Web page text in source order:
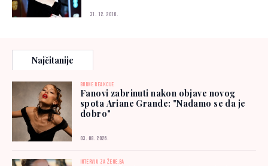
31. 12. 2018.
Najčitanije
BURNE REAKCIJE
Fanovi zabrinuti nakon objave novog
spota Ariane Grande: "Nadamo se da je
dobro"
03. 08. 2026.
INTERVJU ZA ŽENE.BA